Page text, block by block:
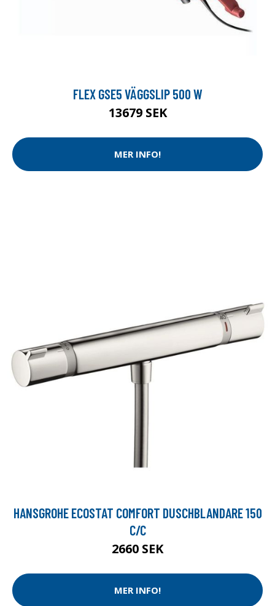
FLEX GSE5 VÄGGSLIP 500 W
13679 SEK
MER INFO!
HANSGROHE ECOSTAT COMFORT DUSCHBLANDARE 150
C/C
2660 SEK
MER INFO!